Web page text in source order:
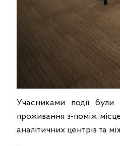
Учасниками події були
проживання з-поміж
аналітичних центрів та